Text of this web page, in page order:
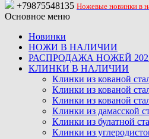
+79875548135 Ножевые новинки в
Основное меню
Новинки
НОЖИ В НАЛИЧИИ
РАСПРОДАЖА НОЖЕЙ
КЛИНКИ В НАЛИЧИИ
Клинки из кованой
Клинки из кованой
Клинки из кованой
Клинки из
Клинки из булатной
Клинки из